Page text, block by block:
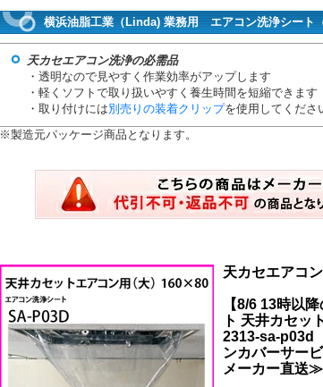
横浜油脂工業（Linda) 業務用 エアコン洗浄シート
天カセエアコン洗浄の必需品
・透明なので見やすく作業効率がアップします
・軽くソフトで取り扱いやすく養生時間を短縮できます
・取り付けには別売りの装着クリップを使用してくださ
※製造元パッケージ商品となります。
天カセエアコ
【8/6 13時以
ト 天井カセッ
2313-sa-p03d
ンカバーサー
メーカー直送≫